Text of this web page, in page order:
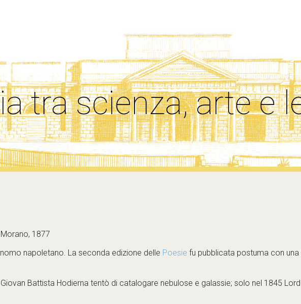
tra scienza, arte e
1877
napoletano. La seconda edizione delle Poesie fu pubblicata postuma con una
Battista Hodierna tentò di catalogare nebulose e galassie; solo nel 1845